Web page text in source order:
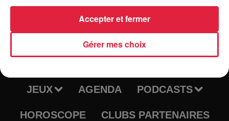
RADIO
JEUX AGENDA PODCASTS
HOROSCOPE CLUBS PARTENAIRES
Gérer mes choix
Accepter et fermer